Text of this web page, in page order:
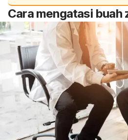
Cara mengatasi buah